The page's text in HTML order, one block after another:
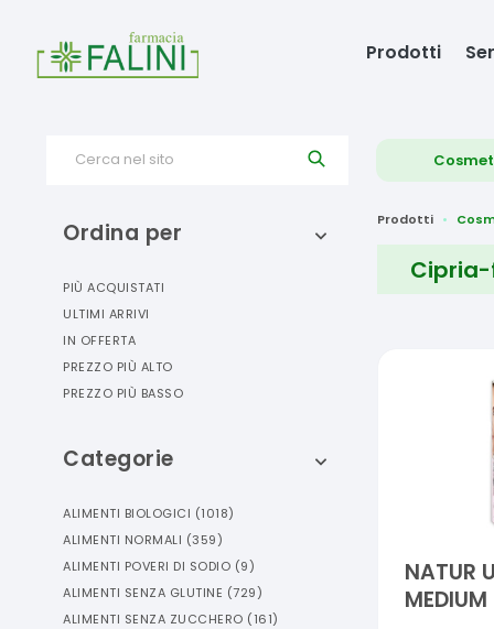
Prodotti
Cerca nel sito
Ordina per
PIÙ ACQUISTATI
ULTIMI ARRIVI
IN OFFERTA
PREZZO PIÙ ALTO
PREZZO PIÙ BASSO
Categorie
ALIMENTI BIOLOGICI (1018)
ALIMENTI NORMALI (359)
ALIMENTI POVERI DI SODIO (9)
ALIMENTI SENZA GLUTINE (729)
ALIMENTI SENZA ZUCCHERO (161)
Prodotti
NATUR